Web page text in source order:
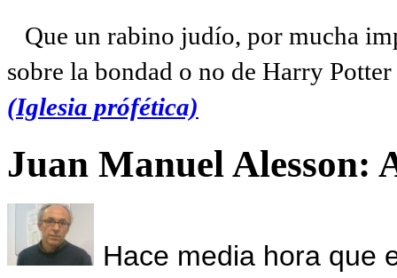
Que un rabino judío, por mucha
sobre la bondad o no de Harry
(Iglesia prófética)
Juan Manuel Alesson:
Hace media hora que